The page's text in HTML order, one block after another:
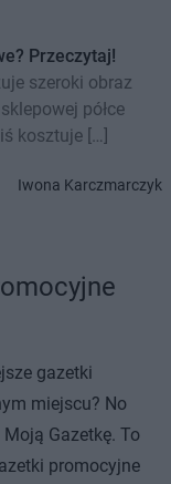
Przeczytaj!
szeroki obraz
półce
kosztuje […]
Iwona Karczmarczyk
gazetki
miejscu? No
Gazetkę. To
promocyjne